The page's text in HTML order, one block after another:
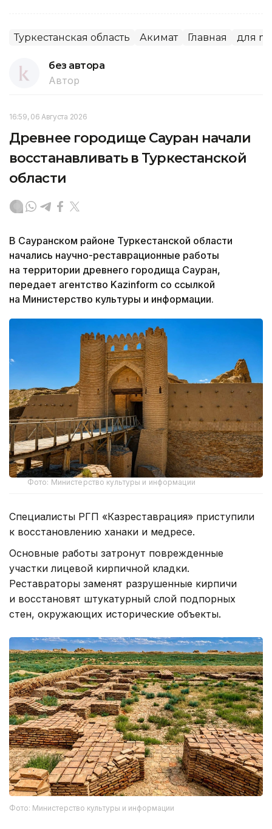
Туркестанская область Акимат Главная для
без автора
Автор
16:59, 06 Августа 2026
Древнее городище Сауран начали
восстанавливать в Туркестанской
области
В Сауранском районе Туркестанской области
начались научно-реставрационные работы
на территории древнего городища Сауран,
передает агентство Kazinform со ссылкой
на Министерство культуры и информации.
Фото: Министерство культуры и информации
Специалисты РГП «Казреставрация» приступили
к восстановлению ханаки и медресе.
Основные работы затронут поврежденные
участки лицевой кирпичной кладки.
Реставраторы заменят разрушенные кирпичи
и восстановят штукатурный слой подпорных
стен, окружающих исторические объекты.
Фото: Министерство культуры и информации